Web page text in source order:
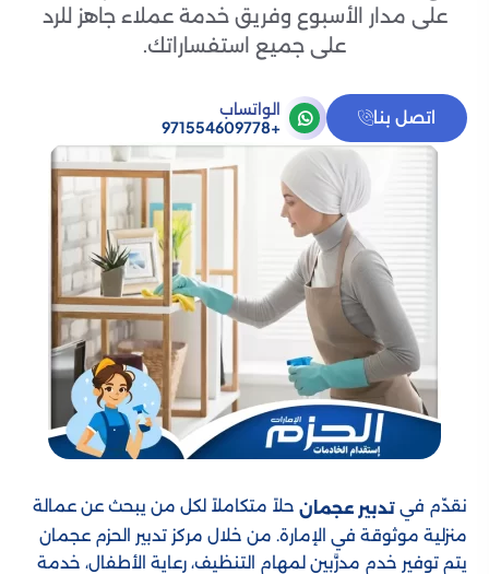
على مدار الأسبوع وفريق خدمة عملاء جاهز للرد
على جميع استفساراتك.
اتصل بنا
الواتساب
+971554609778
نقدّم في تدبير عجمان حلاً متكاملاً لكل من يبحث عن عمالة
منزلية موثوقة في الإمارة. من خلال مركز تدبير الحزم عجمان
يتم توفير خدم مدرَّبين لمهام التنظيف، رعاية الأطفال، خدمة